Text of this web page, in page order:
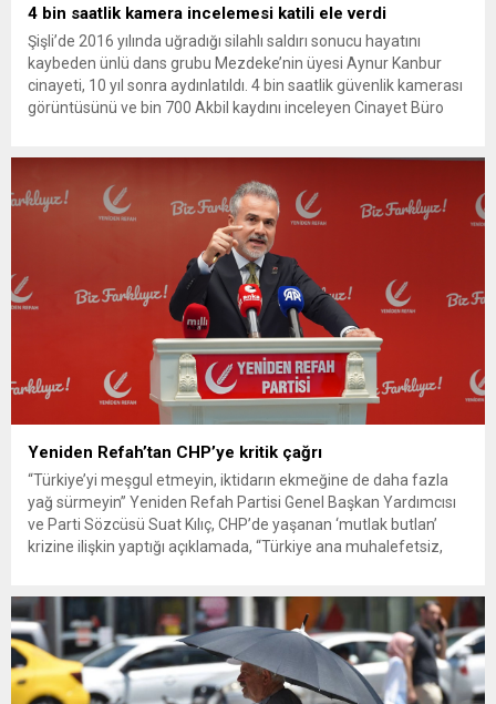
4 bin saatlik kamera incelemesi katili ele verdi
Şişli’de 2016 yılında uğradığı silahlı saldırı sonucu hayatını
kaybeden ünlü dans grubu Mezdeke’nin üyesi Aynur Kanbur
cinayeti, 10 yıl sonra aydınlatıldı. 4 bin saatlik güvenlik kamerası
görüntüsünü ve bin 700 Akbil kaydını inceleyen Cinayet Büro
Yeniden Refah’tan CHP’ye kritik çağrı
“Türkiye’yi meşgul etmeyin, iktidarın ekmeğine de daha fazla
yağ sürmeyin” Yeniden Refah Partisi Genel Başkan Yardımcısı
ve Parti Sözcüsü Suat Kılıç, CHP’de yaşanan ‘mutlak butlan’
krizine ilişkin yaptığı açıklamada, “Türkiye ana muhalefetsiz,
olun. Türkiye’yi...